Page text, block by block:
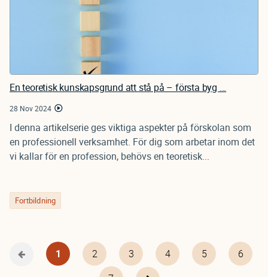
En teoretisk kunskapsgrund att stå på – första byg ...
28 Nov 2024
I denna artikelserie ges viktiga aspekter på förskolan som
en professionell verksamhet. För dig som arbetar inom det
vi kallar för en profession, behövs en teoretisk...
Fortbildning
Pagination
FöregåendeNuvarande
sida
1 Page
2 Page
3 Page
4 Page
5 Page
6